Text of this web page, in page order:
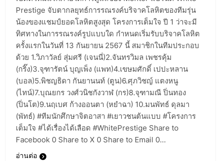
Prestige จับตากลยุทธ์การรณรงค์บริจาคโลหิตของทีมรุ่น
น้องของแชมป์ยอดโลหิตสูงสุด โครงการเต็มใจ ปี 1 ว่าจะมี
ทิศทางในการรณรงค์รูปแบบใด กำหนดเริ่มรับบริจาคโลหิต
ครั้งแรกในวันที่ 13 กันยายน 2567 นี้ สมาชิกในทีมประกอบ
ด้วย 1.วิภาวัลย์ สุ่มศรี (เจนนี่)2.จันทรวิมล เพชรคุ้ม
(กริ๊ง)3.จุฑารัตน์ บุญเพ็ง (แพท)4.เขษมศักดิ์ เปปะหลาน
(บอล)5.พิชญธิดา กันยานนท์ (ตูน)6.ศุภวิชญ์ แตงหนู
(ไทน์)7.บุณยกร วงศ์วนิชกังวาฬ (กร)8.จุฑามณี ปิ่นทอง
(ปิ่นโต)9.นฤเบศ ก้างออนตา (หยำฉา) 10.มนพัทธ์ ดุลมา
(พัทธ์) #ทีมนักศึกษาจิตอาสา #เยาวชนต้นแบบ #โครงการ
เต็มใจ #ได้เรื่องได้เลือด #WhitePrestige Share to
Facebook 0 Share to X 0 Share to Email 0…
อ่านต่อ
7
หนังสือไม่ใช่แค่กระดาษ แต่คือ
“หัวใจ” ที่สร้างแบรนด์ให้มีชีวิต
READ
8
พลิกธุรกิจด้วยพลังผู้นำทางความ
คิด
READ
1